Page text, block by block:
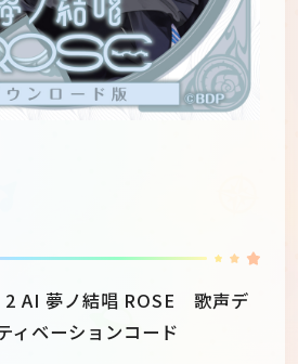
AI 夢ノ結唱 ROSE 歌声デ
ベーションコード